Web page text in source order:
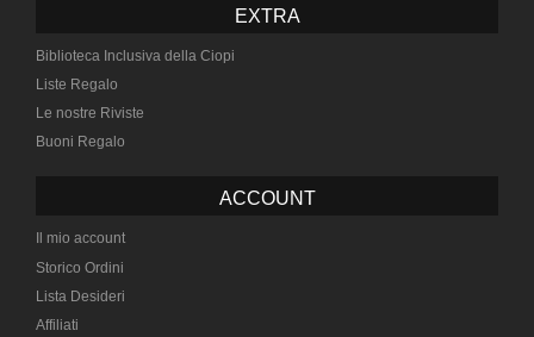
EXTRA
Biblioteca Inclusiva della Ciopi
Liste Regalo
Le nostre Riviste
Buoni Regalo
ACCOUNT
Il mio account
Storico Ordini
Lista Desideri
Affiliati